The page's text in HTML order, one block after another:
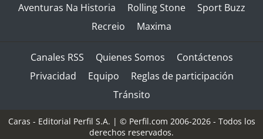
Aventuras Na Historia
Rolling Stone
Sport Buzz
Recreio
Maxima
Canales RSS Quienes Somos
Contáctenos
Privacidad
Equipo
Reglas de participación
Tránsito
Caras - Editorial Perfil S.A. | © Perfil.com 2006-2026 - Todos los
derechos reservados.